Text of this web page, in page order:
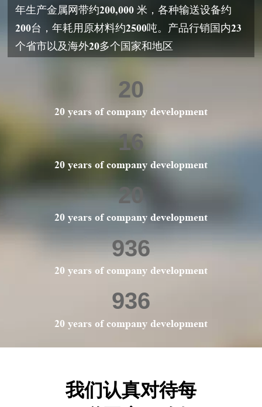
年生产金属网带约200,000 米，各种输送设备约
200台，年耗用原材料约2500吨。产品行销国内23
个省市以及海外20多个国家和地区
20
20 years of company development
16
20 years of company development
20
20 years of company development
1407
20 years of company development
1407
20 years of company development
我们认真对待每